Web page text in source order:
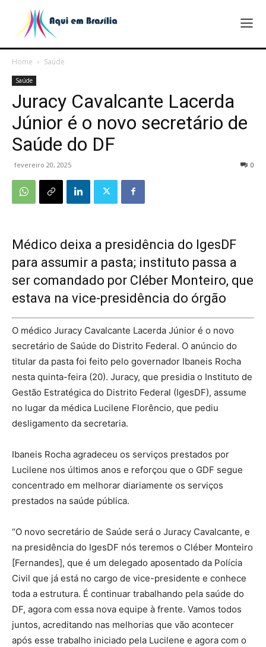
Home Saúde
Saúde
Juracy Cavalcante Lacerda
Júnior é o novo secretário de
Saúde do DF
fevereiro 20, 2025 0
Médico deixa a presidência do IgesDF
para assumir a pasta; instituto passa a
ser comandado por Cléber Monteiro, que
estava na vice-presidência do órgão
O médico Juracy Cavalcante Lacerda Júnior é o novo
secretário de Saúde do Distrito Federal. O anúncio do
titular da pasta foi feito pelo governador Ibaneis Rocha
nesta quinta-feira (20). Juracy, que presidia o Instituto de
Gestão Estratégica do Distrito Federal (IgesDF), assume
no lugar da médica Lucilene Florêncio, que pediu
desligamento da secretaria.
Ibaneis Rocha agradeceu os serviços prestados por
Lucilene nos últimos anos e reforçou que o GDF segue
concentrado em melhorar diariamente os serviços
prestados na saúde pública.
“O novo secretário de Saúde será o Juracy Cavalcante, e
na presidência do IgesDF nós teremos o Cléber Monteiro
[Fernandes], que é um delegado aposentado da Polícia
Civil que já está no cargo de vice-presidente e conhece
toda a estrutura. É continuar trabalhando pela saúde do
DF, agora com essa nova equipe à frente. Vamos todos
juntos, acreditando nas melhorias que vão acontecer
após esse trabalho iniciado pela Lucilene e agora com o